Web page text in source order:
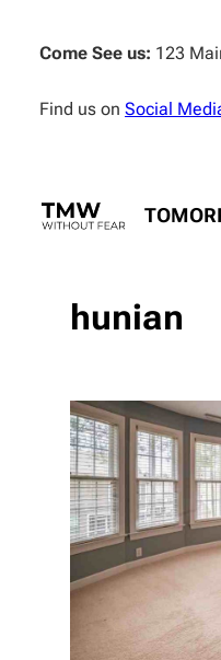
content
Come See us: 123
Find us on Social
hunian